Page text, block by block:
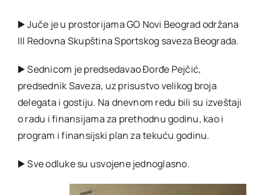
▶️ Juče je u prostorijama GO Novi Beograd održana
III Redovna Skupština Sportskog saveza Beograda.
▶️ Sednicom je predsedavao Đorđe Pejčić,
predsednik Saveza, uz prisustvo velikog broja
delegata i gostiju. Na dnevnom redu bili su izveštaji
o radu i finansijama za prethodnu godinu, kao i
program i finansijski plan za tekuću godinu.
▶️ Sve odluke su usvojene jednoglasno.